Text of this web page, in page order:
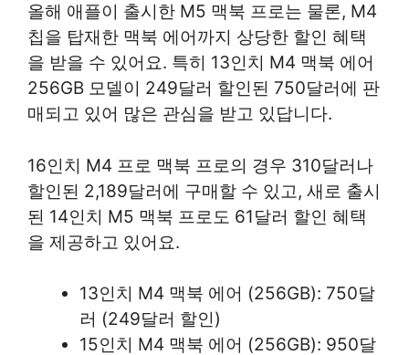
올해 애플이 출시한 M5 맥북 프로는 물론, M4
칩을 탑재한 맥북 에어까지 상당한 할인 혜택
을 받을 수 있어요. 특히 13인치 M4 맥북 에어
256GB 모델이 249달러 할인된 750달러에 판
매되고 있어 많은 관심을 받고 있답니다.
16인치 M4 프로 맥북 프로의 경우 310달러나
할인된 2,189달러에 구매할 수 있고, 새로 출시
된 14인치 M5 맥북 프로도 61달러 할인 혜택
을 제공하고 있어요.
13인치 M4 맥북 에어 (256GB): 750달
러 (249달러 할인)
15인치 M4 맥북 에어 (256GB): 950달